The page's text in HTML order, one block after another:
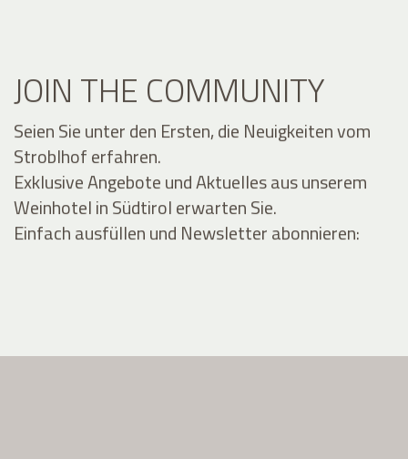
JOIN THE COMMUNITY
Seien Sie unter den Ersten, die Neuigkeiten vom
Stroblhof erfahren.
Exklusive Angebote und Aktuelles aus unserem
Weinhotel in Südtirol erwarten Sie.
Einfach ausfüllen und Newsletter abonnieren: